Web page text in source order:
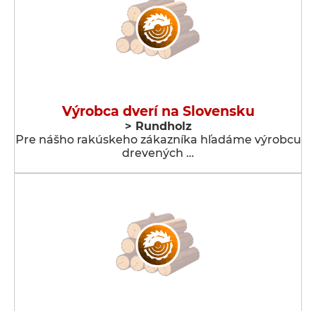
Výrobca dverí na Slovensku
> Rundholz
Pre nášho rakúskeho zákazníka hľadáme výrobcu
drevených …